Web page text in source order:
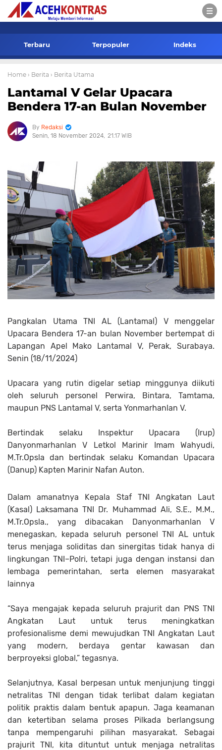
Terbaru Terpopuler Indeks
Home › Berita › Berita Utama
Lantamal V Gelar Upacara
Bendera 17-an Bulan November
Redaksi
Senin, 18 November 2024 21.17 WIB
Pangkalan Utama TNI AL (Lantamal) V menggelar
Upacara Bendera 17-an bulan November bertempat di
Lapangan Apel Mako Lantamal V, Perak, Surabaya.
Senin (18/11/2024)
Upacara yang rutin digelar setiap minggunya diikuti
oleh seluruh personel Perwira, Bintara, Tamtama,
maupun PNS Lantamal V, serta Yonmarhanlan V.
Bertindak selaku Inspektur Upacara (Irup)
Danyonmarhanlan V Letkol Marinir Imam Wahyudi,
M.Tr.Opsla dan bertindak selaku Komandan Upacara
(Danup) Kapten Marinir Nafan Auton.
Dalam amanatnya Kepala Staf TNI Angkatan Laut
(Kasal) Laksamana TNI Dr. Muhammad Ali, S.E., M.M.,
M.Tr.Opsla., yang dibacakan Danyonmarhanlan V
menegaskan, kepada seluruh personel TNI AL untuk
terus menjaga soliditas dan sinergitas tidak hanya di
lingkungan TNI–Polri, tetapi juga dengan instansi dan
lembaga pemerintahan, serta elemen masyarakat
lainnya
“Saya mengajak kepada seluruh prajurit dan PNS TNI
Angkatan Laut untuk terus meningkatkan
profesionalisme demi mewujudkan TNI Angkatan Laut
yang modern, berdaya gentar kawasan dan
berproyeksi global,” tegasnya.
Selanjutnya, Kasal berpesan untuk menjunjung tinggi
netralitas TNI dengan tidak terlibat dalam kegiatan
politik praktis dalam bentuk apapun. Jaga keamanan
dan ketertiban selama proses Pilkada berlangsung
tanpa mempengaruhi pilihan masyarakat. Sebagai
prajurit TNI, kita dituntut untuk menjaga netralitas